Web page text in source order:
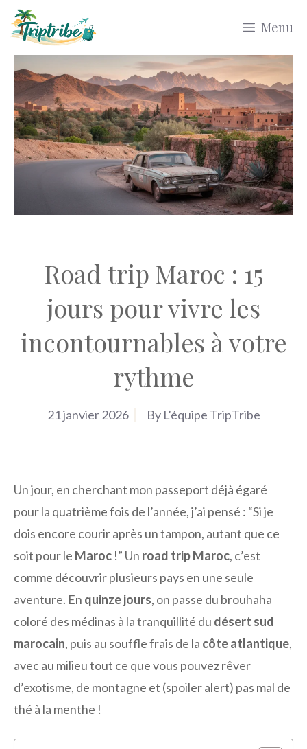
Aller
au
contenu
Menu
Road trip Maroc : 15
jours pour vivre les
incontournables à votre
rythme
21 janvier 2026 By L’équipe TripTribe
Un jour, en cherchant mon passeport déjà égaré
pour la quatrième fois de l’année, j’ai pensé : “Si je
dois encore courir après un tampon, autant que ce
soit pour le Maroc !” Un road trip Maroc, c’est
comme découvrir plusieurs pays en une seule
aventure. En quinze jours, on passe du brouhaha
coloré des médinas à la tranquillité du désert sud
marocain, puis au souffle frais de la côte atlantique,
avec au milieu tout ce que vous pouvez rêver
d’exotisme, de montagne et (spoiler alert) pas mal de
thé à la menthe !